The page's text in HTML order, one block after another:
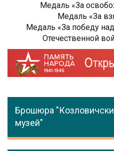
Медаль «За
Медаль «За
Медаль «За победу
Отечественной
Брошюра
музей"